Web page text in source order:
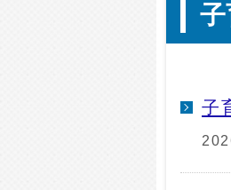
子
子